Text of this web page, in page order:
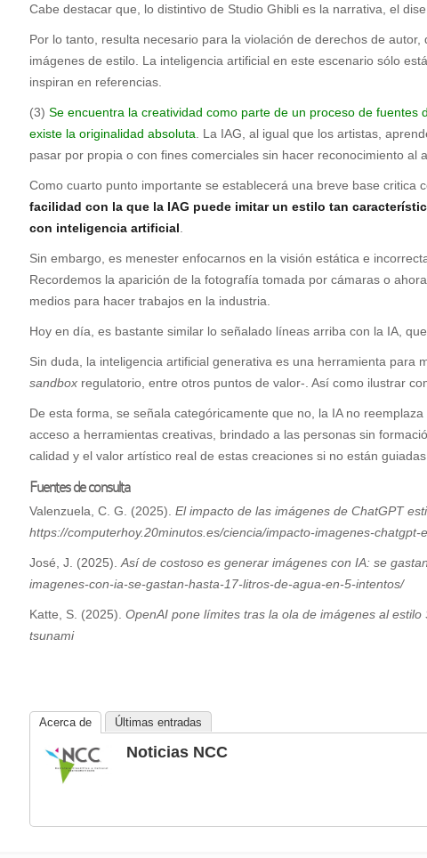
Cabe destacar que, lo distintivo de Studio Ghibli es la narrativa, el
Por lo tanto, resulta necesario para la violación de derechos de
imágenes de estilo. La inteligencia artificial en este escenario sólo
inspiran en referencias.
(3) Se encuentra la creatividad como parte de un proceso de
existe la originalidad absoluta . La IAG, al igual que los artistas,
pasar por propia o con fines comerciales sin hacer reconocimiento al
Como cuarto punto importante se establecerá una breve base critica
facilidad con la que la IAG puede imitar un estilo tan
con inteligencia artificial
Sin embargo, es menester enfocarnos en la visión estática e
Recordemos la aparición de la fotografía tomada por cámaras o
medios para hacer trabajos en la industria.
Hoy en día, es bastante similar lo señalado líneas arriba con la IA,
Sin duda, la inteligencia artificial generativa es una herramienta para
sandbox regulatorio, entre otros puntos de valor-. Así como ilustrar
De esta forma, se señala categóricamente que no, la IA no
acceso a herramientas creativas, brindado a las personas sin
calidad y el valor artístico real de estas creaciones si no están
Fuentes de consulta
Valenzuela, C. G. (2025). El impacto de las imágenes de ChatGPT
https://computerhoy.20minutos.es/ciencia/impacto-imagenes-
José, J. (2025). Así de costoso es generar imágenes con IA: se
imagenes-con-ia-se-gastan-hasta-17-litros-de-agua-en-5-intentos/
‌Katte, S. (2025). OpenAI pone límites tras la ola de imágenes al estilo
tsunami
Acerca de Últimas entradas
Noticias NCC